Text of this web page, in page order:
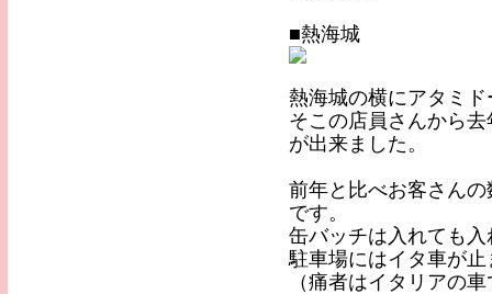
■熱海城
熱海城の横にアタミ
そこの店員さんから
が出来ました。
前年と比べお客さん
です。
缶バッチは入れても
駐車場にはイタ車が
（痛者はイタリアの